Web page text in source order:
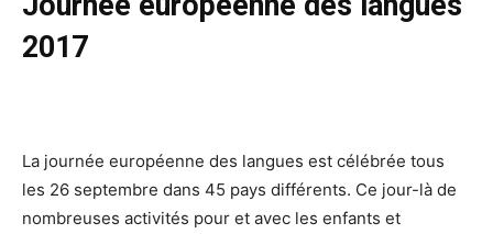
2017
La journée européenne des langues est célébrée tous
les 26 septembre dans 45 pays différents. Ce jour-là de
nombreuses activités pour et avec les enfants et